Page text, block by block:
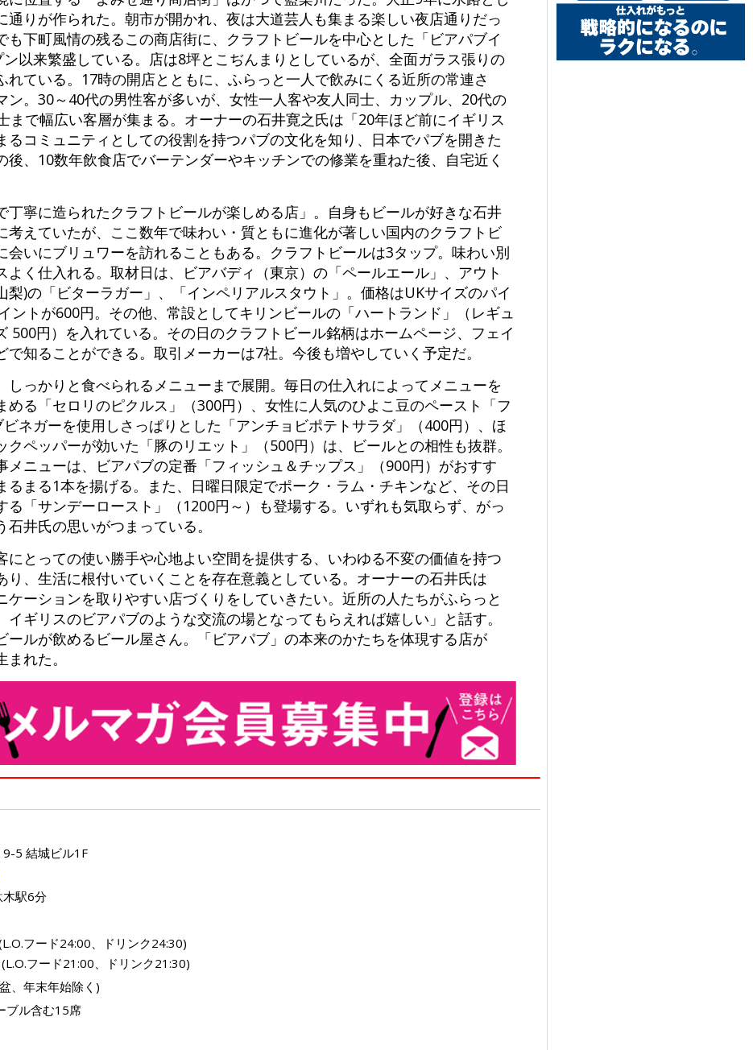
通りが作られた。朝市が開かれ、夜は大道芸人も集まる楽しい夜店通りだっ
も下町風情の残るこの商店街に、クラフトビールを中心とした「ビアパブイ
以来繁盛している。店は8坪とこぢんまりとしているが、全面ガラス張りの
れている。17時の開店とともに、ふらっと一人で飲みにくる近所の常連さ
ン。30～40代の男性客が多いが、女性一人客や友人同士、カップル、20代の
まで幅広い客層が集まる。オーナーの石井寛之氏は「20年ほど前にイギリス
るコミュニティとしての役割を持つパブの文化を知り、日本でパブを開きた
後、10数年飲食店でバーテンダーやキッチンでの修業を重ねた後、自宅近く
丁寧に造られたクラフトビールが楽しめる店」。自身もビールが好きな石井
考えていたが、ここ数年で味わい・質ともに進化が著しい国内のクラフトビ
会いにブリュワーを訪れることもある。クラフトビールは3タップ。味わい別
よく仕入れる。取材日は、ビアバディ（東京）の「ペールエール」、アウト
梨)の「ビターラガー」、「インペリアルスタウト」。価格はUKサイズのパイ
ントが600円。その他、常設としてキリンビールの「ハートランド」（レギュ
500円）を入れている。その日のクラフトビール銘柄はホームページ、フェイ
知ることができる。取引メーカーは7社。今後も増やしていく予定だ。
しっかりと食べられるメニューまで展開。毎日の仕入れによってメニューを
める「セロリのピクルス」（300円）、女性に人気のひよこ豆のペースト「フ
ネガーを使用しさっぱりとした「アンチョビポテトサラダ」（400円）、ほ
クペッパーが効いた「豚のリエット」（500円）は、ビールとの相性も抜群。
メニューは、ビアパブの定番「フィッシュ＆チップス」（900円）がおすす
るまる1本を揚げる。また、日曜日限定でポーク・ラム・チキンなど、その日
る「サンデーロースト」（1200円～）も登場する。いずれも気取らず、がっ
井氏の思いがつまっている。
にとっての使い勝手や心地よい空間を提供する、いわゆる不変の価値を持つ
り、生活に根付いていくことを存在意義としている。オーナーの石井氏は
ケーションを取りやすい店づくりをしていきたい。近所の人たちがふらっと
ギリスのビアパブのような交流の場となってもらえれば嬉しい」と話す。
ールが飲めるビール屋さん。「ビアパブ」の本来のかたちを体現する店が
れた。
5 結城ビル1F
木駅6分
フード24:00、ドリンク24:30)
フード21:00、ドリンク21:30)
、年末年始除く)
ブル含む15席